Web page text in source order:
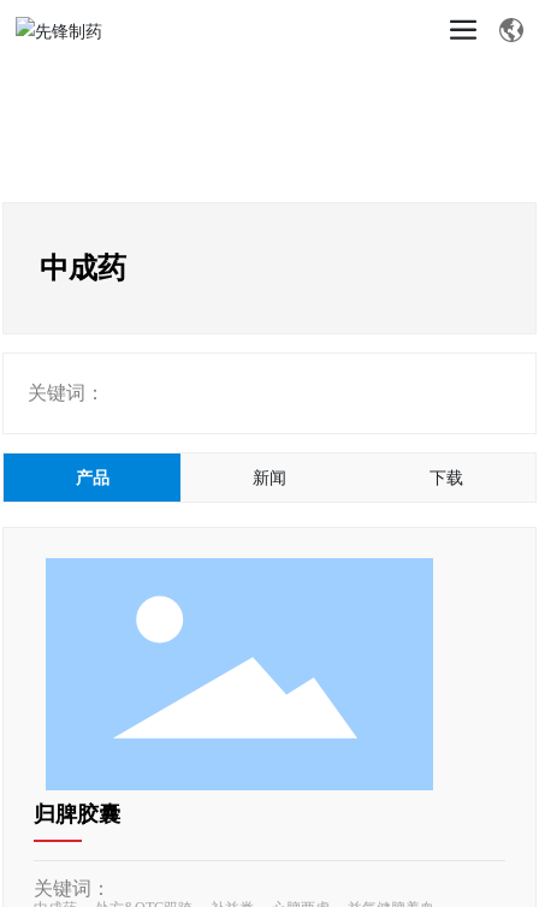
中成药
关键词：
产品 新闻 下载
归脾胶囊
关键词：